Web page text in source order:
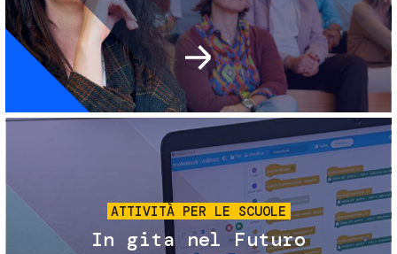
Immagine
ATTIVITÀ PER LE SCUOLE
In gita nel Futuro